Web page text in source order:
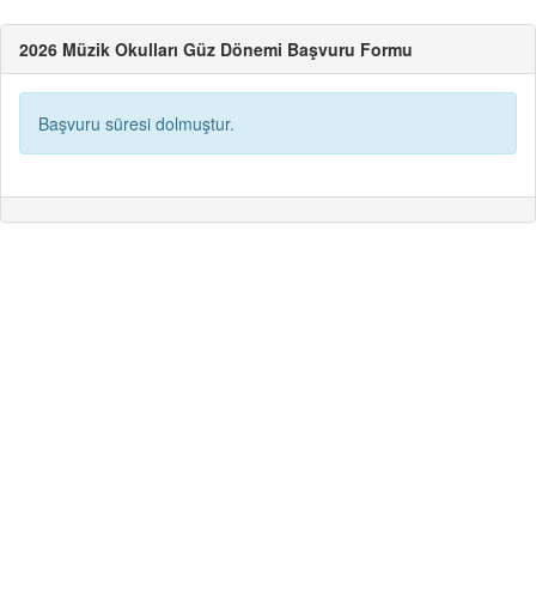
2026 Müzik Okulları Güz Dönemi Başvuru Formu
Başvuru süresi dolmuştur.